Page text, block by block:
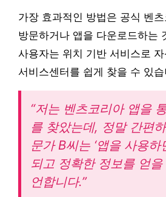
가장 효과적인 방법은 공식 벤
방문하거나 앱을 다운로드하는
사용자는 위치 기반 서비스로
서비스센터를 쉽게 찾을 수 있
“저는 벤츠코리아 앱을
를 찾았는데, 정말 간편
문가 B씨는 ‘앱을 사용
되고 정확한 정보를 얻을
언합니다.”